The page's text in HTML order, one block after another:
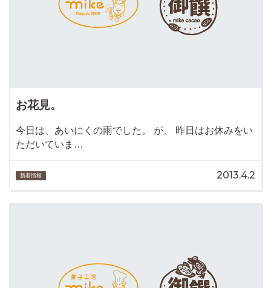
お花見。
今日は、あいにくの雨でした。 が、 昨日はお休みをい
ただいていま…
新着情報 2013.4.2